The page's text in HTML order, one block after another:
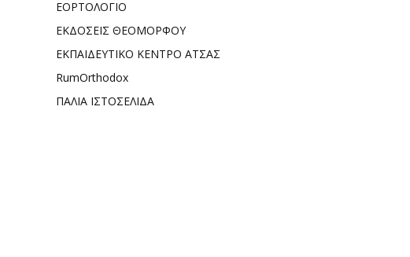
ΕΟΡΤΟΛΟΓΙΟ
ΕΚΔΟΣΕΙΣ ΘΕΟΜΟΡΦΟΥ
ΕΚΠΑΙΔΕΥΤΙΚΟ ΚΕΝΤΡΟ ΑΤΣΑΣ
RumOrthodox
ΠΑΛΙΑ ΙΣΤΟΣΕΛΙΔΑ